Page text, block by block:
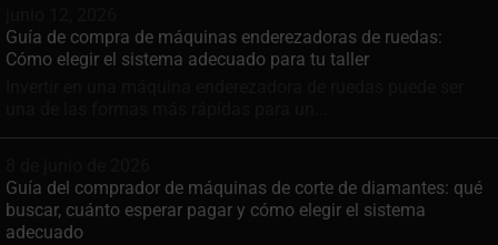
Guía de compra de máquinas enderezadoras de ruedas:
Cómo elegir el sistema adecuado para tu taller
Guía del comprador de máquinas de corte de diamantes: qué
buscar, cuánto esperar pagar y cómo elegir el sistema
adecuado